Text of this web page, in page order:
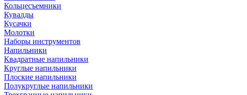
Кольцесъемники
Кувалды
Кусачки
Молотки
Наборы инструментов
Напильники
Квадратные напильники
Круглые напильники
Плоские напильники
Полукруглые напильники